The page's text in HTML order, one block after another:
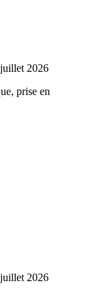
2026
prise en
2026